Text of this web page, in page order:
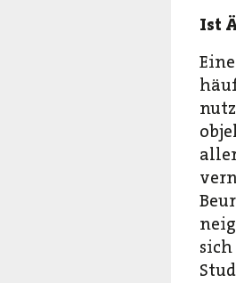
Ist